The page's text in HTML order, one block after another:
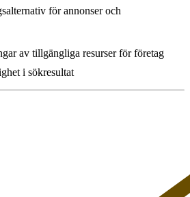
för annonser och
av tillgängliga resurser för företag
i sökresultat